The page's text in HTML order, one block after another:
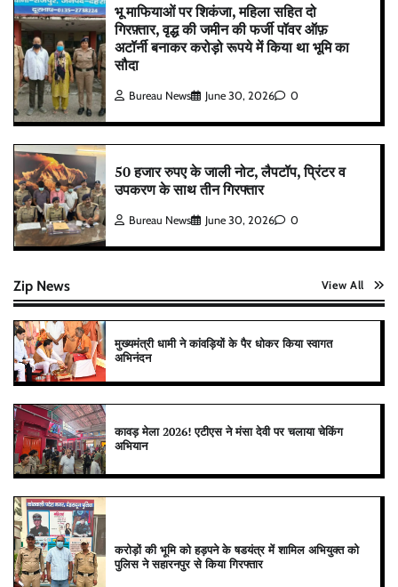
भू माफियाओं पर शिकंजा, महिला सहित दो
गिरफ़्तार, वृद्ध की जमीन की फर्जी पॉवर ऑफ़
अटॉर्नी बनाकर करोड़ो रूपये में किया था भूमि का
सौदा
Bureau News June 30, 2026 0
50 हजार रुपए के जाली नोट, लैपटॉप, प्रिंटर व
उपकरण के साथ तीन गिरफ्तार
Bureau News June 30, 2026 0
Zip News View All
मुख्यमंत्री धामी ने कांवड़ियों के पैर धोकर किया स्वागत
अभिनंदन
कावड़ मेला 2026! एटीएस ने मंसा देवी पर चलाया चेकिंग
अभियान
करोड़ों की भूमि को हड़पने के षडयंत्र में शामिल अभियुक्त को
पुलिस ने सहारनपुर से किया गिरफ्तार